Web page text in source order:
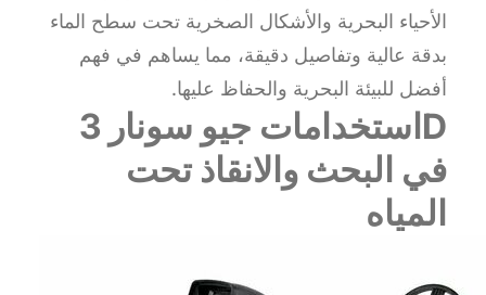
الأحياء البحرية والأشكال الصخرية تحت سطح الماء
بدقة عالية وتفاصيل دقيقة، مما يساهم في فهم
أفضل للبيئة البحرية والحفاظ عليها.
استخدامات جيو سونار 3D
في البحث والانقاذ تحت
المياه